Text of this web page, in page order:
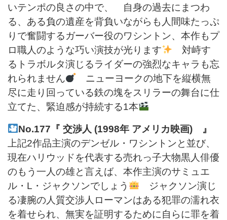
いテンポの良さの中で、 自身の過去にまつわ
る、ある負の遺産を背負いながらも人間味たっぷ
りで奮闘するガーバー役のワシントン、本作もプ
ロ職人のような巧い演技が光ります
対峙す
るトラボルタ演じるライダーの強烈なキャラも忘
れられません
ニューヨークの地下を縦横無
尽に走り回っている鉄の塊をスリラーの舞台に仕
立てた、緊迫感が持続する1本
No.177『 交渉人 (1998年 アメリカ映画) 』
上記2作品主演のデンゼル・ワシントンと並び、
現在ハリウッドを代表する売れっ子大物黒人俳優
のもう一人の雄と言えば、本作主演のサミュエ
ル・L・ジャクソンでしょう
ジャクソン演じ
る凄腕の人質交渉人ローマンはある犯罪の濡れ衣
を着せられ、無実を証明するために自らに罪を着